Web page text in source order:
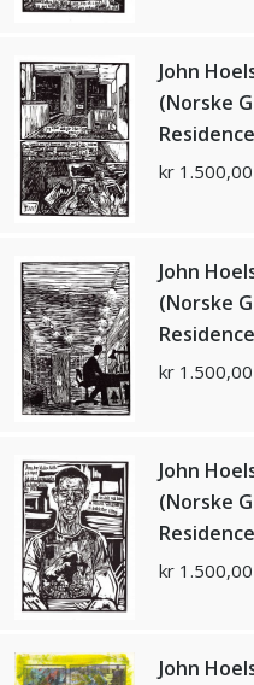
John
(Norske
kr 1.500,00
John
(Norske
kr 1.500,00
John
(Norske
kr 1.500,00
John